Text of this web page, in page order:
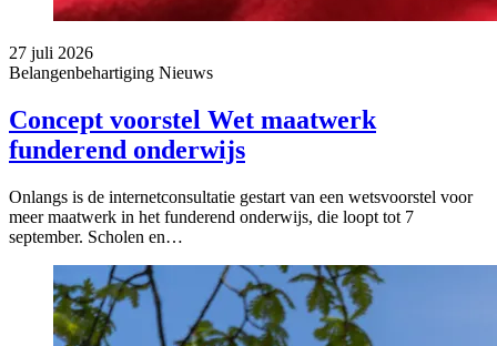
27 juli 2026
Belangenbehartiging Nieuws
Concept voorstel Wet maatwerk
funderend onderwijs
Onlangs is de internetconsultatie gestart van een wetsvoorstel voor
meer maatwerk in het funderend onderwijs, die loopt tot 7
september. Scholen en…